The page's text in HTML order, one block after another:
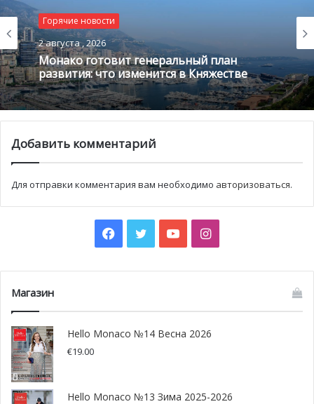
Программа фестиваля на 30 октября:
1) Обезьянки и грабители
2) Обезьянки. Скорая помощь
3) Щелкунчик
4) Катерок
2-ой сеанс — легендарный фильма-сказка «Огонь, вода
. Начало в 18:00
Горячие новости
2 августа , 2026
Монако готовит генеральный план
развития: что изменится в Княжестве
Добавить комментарий
Для отправки комментария вам необходимо авторизоваться.
Facebook
TwitterYouTubeInstagram
Магазин
Hello Monaco №14 Весна 2026
€19.00
Hello Monaco №13 Зима 2025-2026